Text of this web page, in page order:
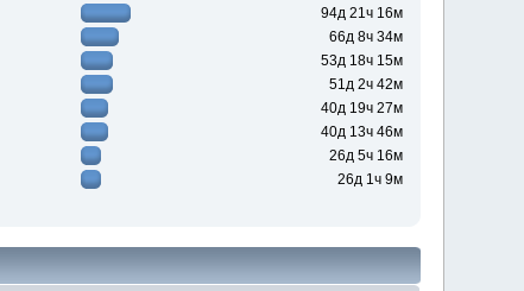
94д 21ч 16м
66д 8ч 34м
53д 18ч 15м
51д 2ч 42м
40д 19ч 27м
40д 13ч 46м
26д 5ч 16м
26д 1ч 9м